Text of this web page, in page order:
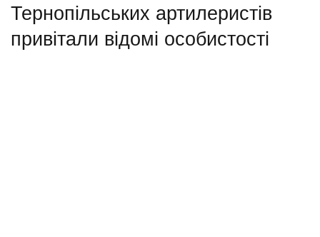
Тернопільських артилеристів
привітали відомі особистості